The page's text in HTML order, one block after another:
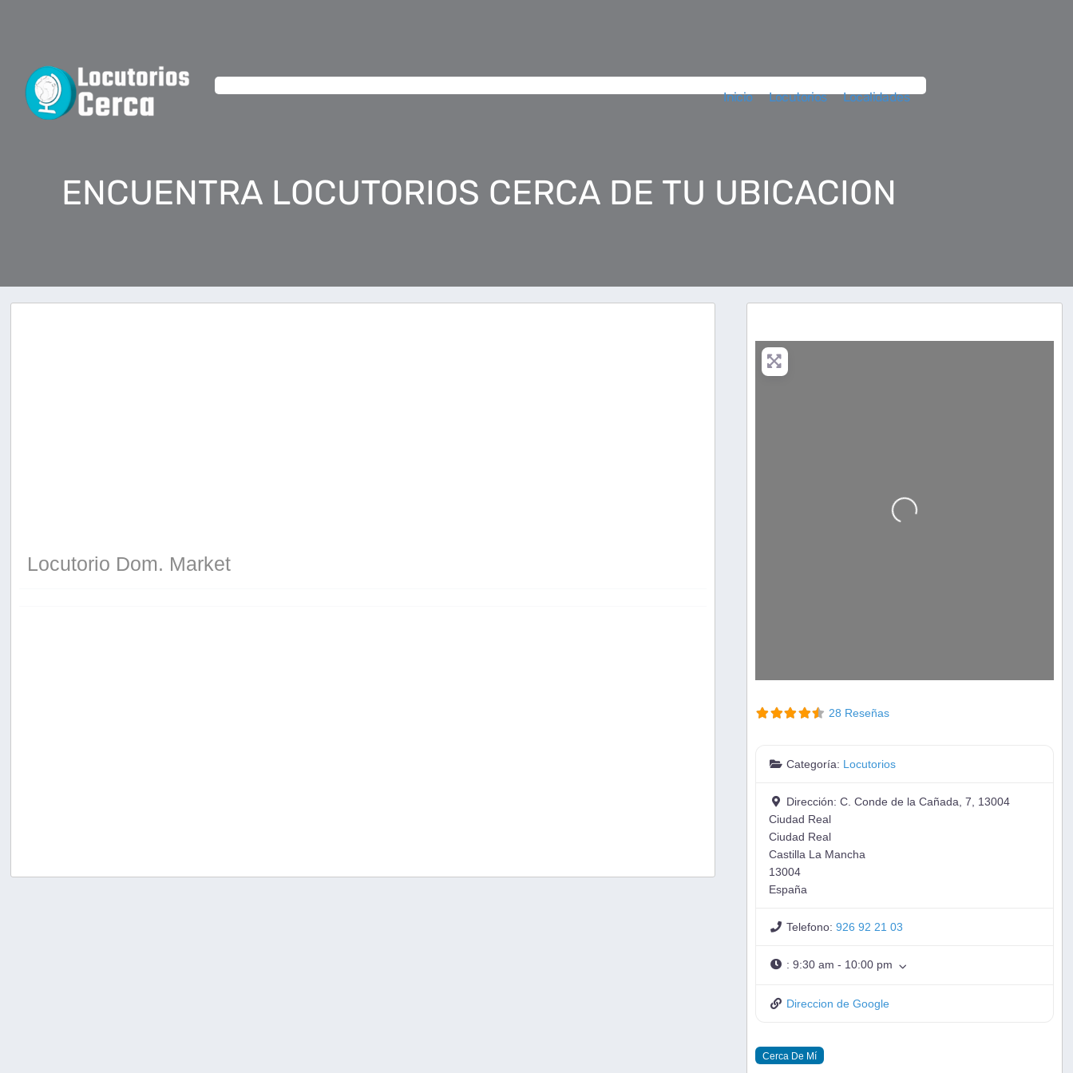
Inicio Locutorios Localidades
ENCUENTRA LOCUTORIOS CERCA DE TU UBICACION
Locutorio Dom. Market
Cargando…
28 Reseñas
Categoría: Locutorios
Dirección: C. Conde de la Cañada, 7, 13004
Ciudad Real
Ciudad Real
Castilla La Mancha
13004
España
Telefono: 926 92 21 03
: 9:30 am - 10:00 pm
Direccion de Google
Cerca De Mí